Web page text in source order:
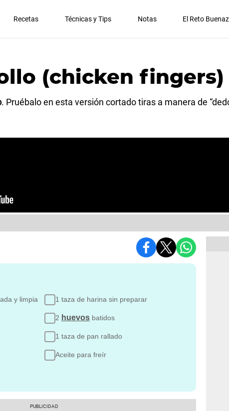
Recetas Técnicas y Tips Notas El Reto
(chicken fingers)
. Pruébalo en esta versión cortado tiras a manera de
y limpia 1 taza de harina sin preparar
2 huevos batidos
1 taza de pan rallado
Aceite para freír